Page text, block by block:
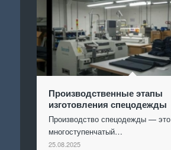
Производственные этапы
изготовления спецодежды
Производство спецодежды — это
многоступенчатый…
25.08.2025